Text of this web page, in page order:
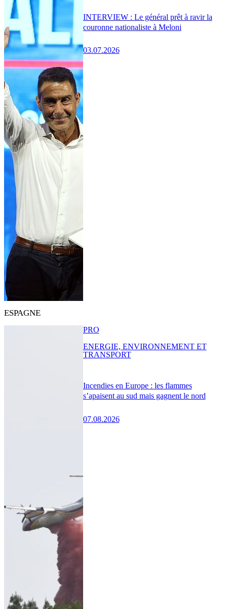
INTERVIEW : Le général prêt à ravir la
couronne nationaliste à Meloni
03.07.2026
ESPAGNE
Incendies en Europe : les flammes
s’apaisent au sud mais gagnent le nord
07.08.2026
PRO
ENERGIE, ENVIRONNEMENT ET
TRANSPORT